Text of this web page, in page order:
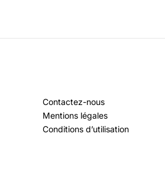
Contactez-nous
Mentions légales
Conditions d’utilisation